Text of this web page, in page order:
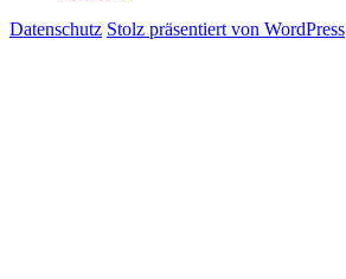
Datenschutz Stolz präsentiert von WordPress